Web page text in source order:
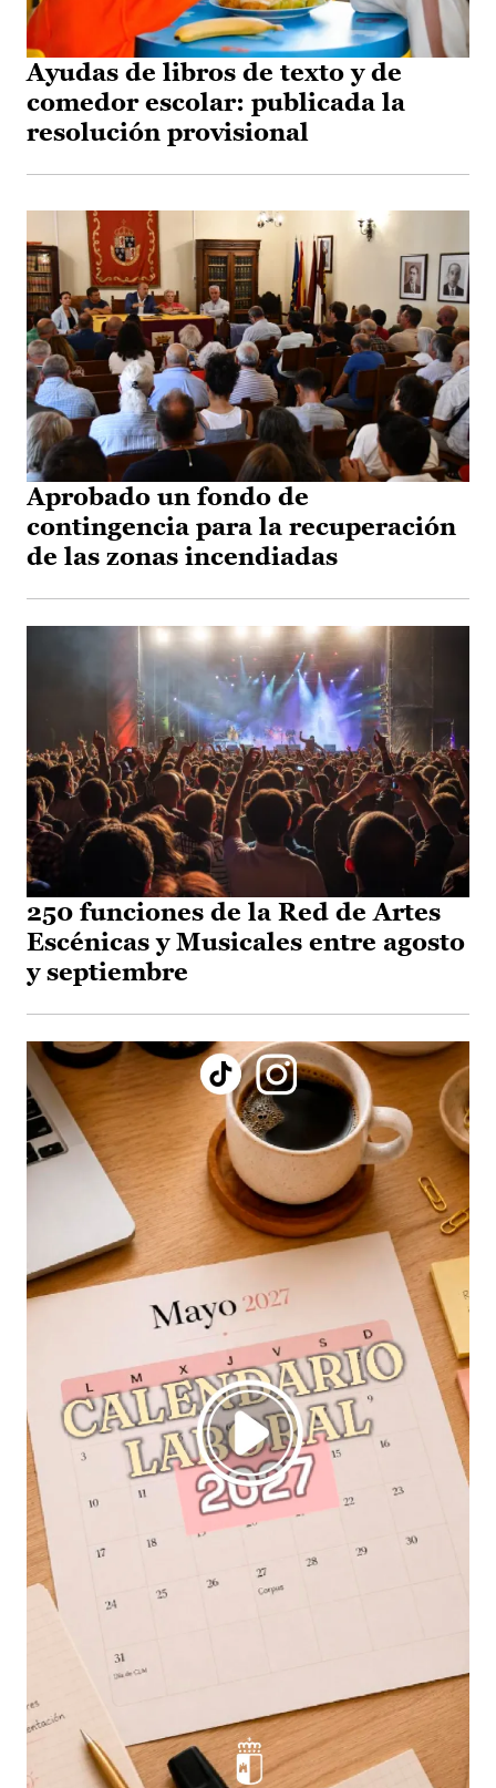
Ayudas de libros de texto y de
comedor escolar: publicada la
resolución provisional
Aprobado un fondo de
contingencia para la recuperación
de las zonas incendiadas
250 funciones de la Red de Artes
Escénicas y Musicales entre agosto
y septiembre